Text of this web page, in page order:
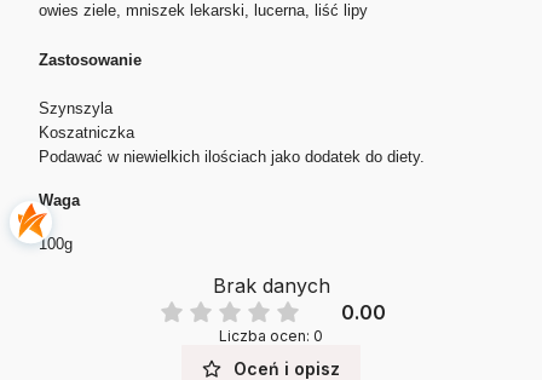
owies ziele, mniszek lekarski, lucerna, liść lipy
Zastosowanie
Szynszyla
Koszatniczka
Podawać w niewielkich ilościach jako dodatek do diety.
Waga
100g
Brak danych
0.00
Liczba ocen: 0
Oceń i opisz